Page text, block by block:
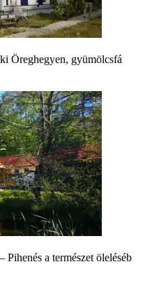
Öreghegyen, gyümölcsfá
Pihenés a természet öleléséb